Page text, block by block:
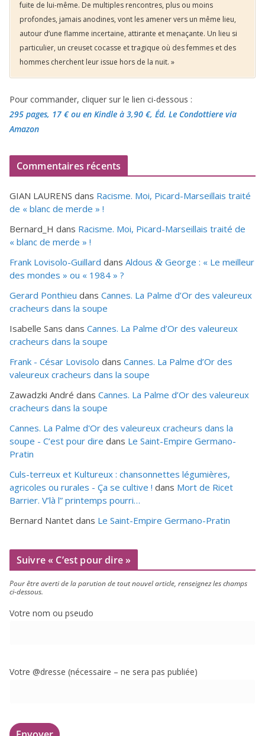
fuite de lui-même. De multiples rencontres, plus ou moins
profondes, jamais anodines, vont les amener vers un même lieu,
autour d’une flamme incertaine, attirante et menaçante. Un lieu si
particulier, un creuset cocasse et tragique où des femmes et des
hommes cherchent leur issue hors de la nuit. »
Pour commander, cliquer sur le lien ci-dessous :
295 pages, 17 €ou en Kindle à 3,90 €, Éd. Le Condottiere via
Amazon
Commentaires récents
GIAN LAURENS dans Racisme. Moi, Picard-Marseillais traité
de « blanc de merde » !
Bernard_H dans Racisme. Moi, Picard-Marseillais traité de
« blanc de merde » !
Frank Lovisolo-Guillard dans Aldous & George : « Le meilleur
des mondes » ou « 1984 » ?
Gerard Ponthieu dans Cannes. La Palme d’Or des valeureux
cracheurs dans la soupe
Isabelle Sans dans Cannes. La Palme d’Or des valeureux
cracheurs dans la soupe
Frank - César Lovisolo dans Cannes. La Palme d’Or des
valeureux cracheurs dans la soupe
Zawadzki André dans Cannes. La Palme d’Or des valeureux
cracheurs dans la soupe
Cannes. La Palme d'Or des valeureux cracheurs dans la
soupe - C’est pour dire dans Le Saint-Empire Germano-
Pratin
Culs-terreux et Kultureux : chansonnettes légumières,
agricoles ou rurales - Ça se cultive ! dans Mort de Ricet
Barrier. V’là l” printemps pourri…
Bernard Nantet dans Le Saint-Empire Germano-Pratin
Suivre « C’est pour dire »
Pour être aver­ti de la paru­tion de tout nou­vel article, ren­sei­gnez les champs
ci-dessous.
Votre nom ou pseudo
Votre @dresse (néces­saire – ne sera pas publiée)